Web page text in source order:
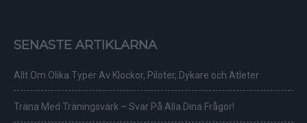
SENASTE ARTIKLARNA
Allt Om Olika Typer Av Klockor, Piloter, Dykare och Atleter
Träna Med Träningsvärk – Svar På Alla Dina Frågor!